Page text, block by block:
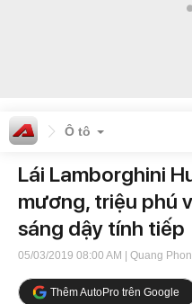
Ô tô
Lái Lamborghini
mương, triệu phú
sáng dậy tính tiếp
05/03/2019 08:00 AM | Quang
Thêm AutoPro trên Google